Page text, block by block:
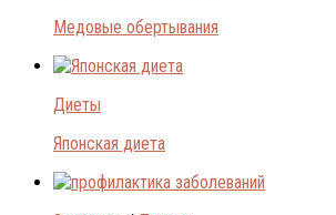
Медовые обертывания
Диеты
Японская диета